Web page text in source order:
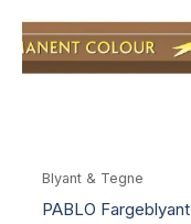
Blyant & Tegne
PABLO Fargeblyant